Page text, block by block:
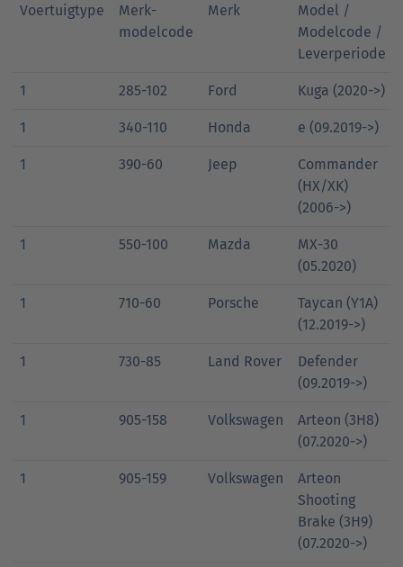
Voertuigtype
Merk-
modelcode
Merk
Model /
Modelcode /
Leverperiode
1 285-102 Ford Kuga (2020->)
1 340-110 Honda e (09.2019->)
1 390-60 Jeep
Commander
(HX/XK)
(2006->)
1 550-100 Mazda
MX-30
(05.2020)
1 710-60 Porsche
Taycan (Y1A)
(12.2019->)
1 730-85 Land Rover
Defender
(09.2019->)
1 905-158 Volkswagen
Arteon (3H8)
(07.2020->)
1 905-159 Volkswagen
Arteon
Shooting
Brake (3H9)
(07.2020->)